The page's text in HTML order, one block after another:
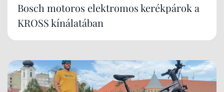
Bosch motoros elektromos kerékpárok a
KROSS kínálatában